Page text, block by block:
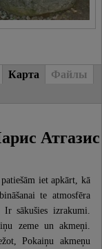
Карта
Файлы
Атгазис
iet apkārt, kā
te atmosfēra
sākušies izrakumi.
zeme un akmeņi.
Pokaiņu akmeņu